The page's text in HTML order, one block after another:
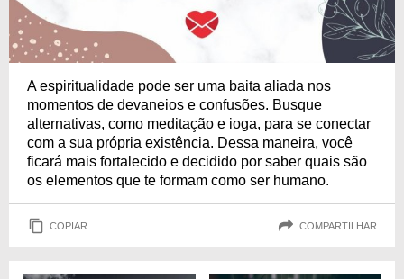
A espiritualidade pode ser uma baita aliada nos
momentos de devaneios e confusões. Busque
alternativas, como meditação e ioga, para se conectar
com a sua própria existência. Dessa maneira, você
ficará mais fortalecido e decidido por saber quais são
os elementos que te formam como ser humano.
COPIAR COMPARTILHAR